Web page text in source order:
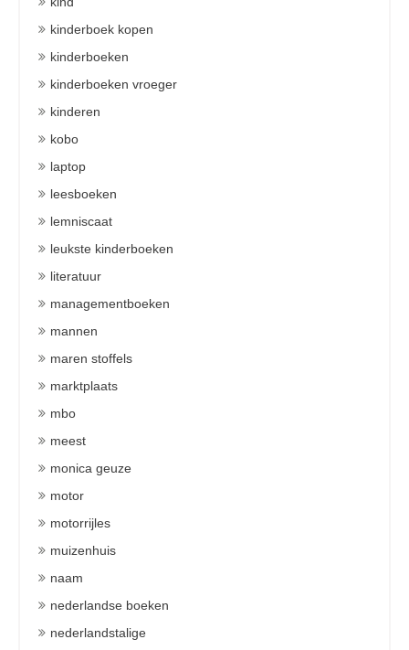
kinderboek kopen
kinderboeken
kinderboeken vroeger
kinderen
kobo
laptop
leesboeken
lemniscaat
leukste kinderboeken
literatuur
managementboeken
mannen
maren stoffels
marktplaats
mbo
meest
monica geuze
motor
motorrijles
muizenhuis
naam
nederlandse boeken
nederlandstalige